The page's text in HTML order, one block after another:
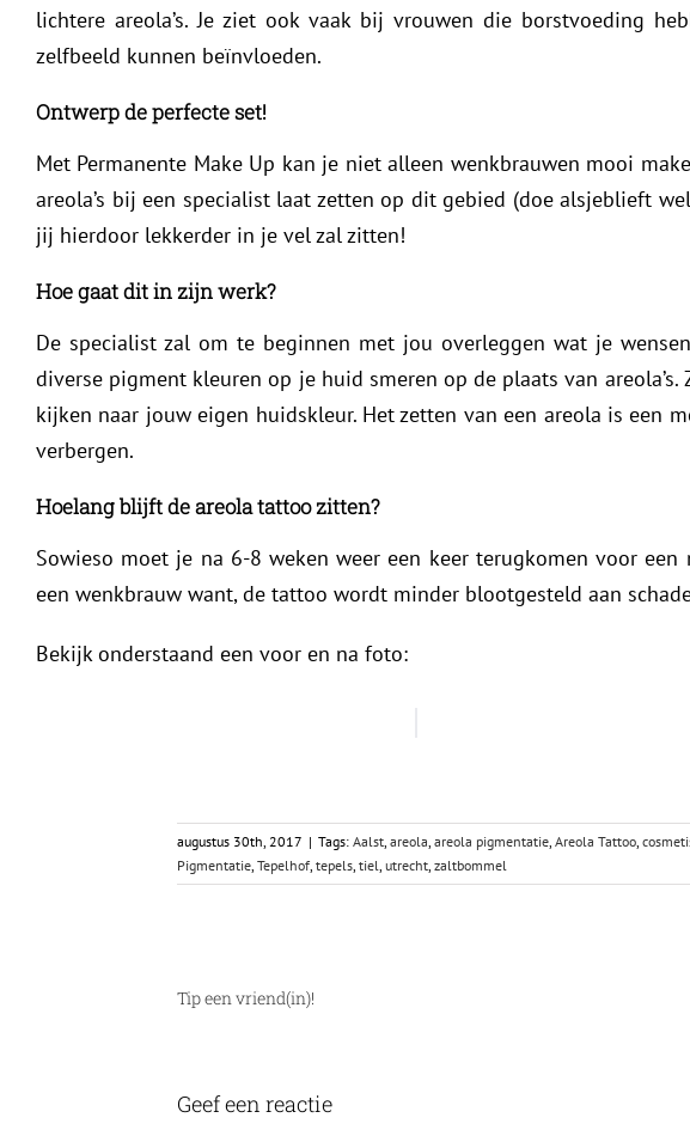
lichtere areola’s. Je ziet ook vaak bij vrouwen die borstvoeding
zelfbeeld kunnen beïnvloeden.
Ontwerp de perfecte set!
Met Permanente Make Up kan je niet alleen wenkbrauwen mooi
areola’s bij een specialist laat zetten op dit gebied (doe alsjeblieft
jij hierdoor lekkerder in je vel zal zitten!
Hoe gaat dit in zijn werk?
De specialist zal om te beginnen met jou overleggen wat je
diverse pigment kleuren op je huid smeren op de plaats van
kijken naar jouw eigen huidskleur. Het zetten van een areola is een
verbergen.
Hoelang blijft de areola tattoo zitten?
Sowieso moet je na 6-8 weken weer een keer terugkomen voor
een wenkbrauw want, de tattoo wordt minder blootgesteld aan
Bekijk onderstaand een voor en na foto:
augustus 30th, 2017 | Tags: Aalst, areola, areola pigmentatie, Areola Tattoo,
Pigmentatie, Tepelhof, tepels, tiel, utrecht, zaltbommel
Tip een vriend(in)!
Geef een reactie